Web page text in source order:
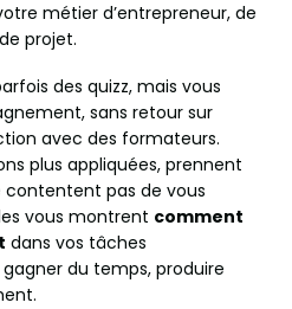
métier d’entrepreneur, de
projet.
des quizz, mais vous
sans retour sur
avec des formateurs.
plus appliquées, prennent
contentent pas de vous
vous montrent comment
dans vos tâches
du temps, produire